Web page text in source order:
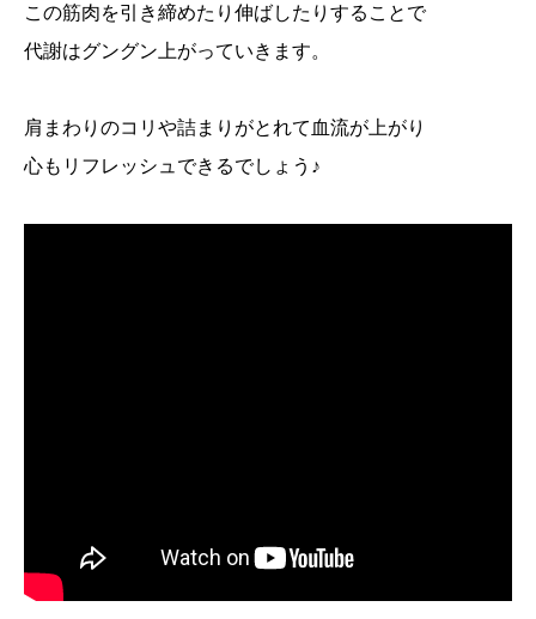
この筋肉を引き締めたり伸ばしたりすることで
代謝はグングン上がっていきます。
肩まわりのコリや詰まりがとれて血流が上がり
心もリフレッシュできるでしょう♪